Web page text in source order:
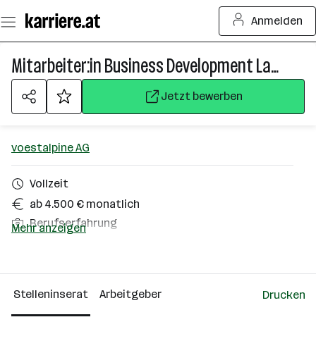
Seiteninhalt
springen
Anmelden
Mitarbeiter:in Business Development Lagertechnik
Jetzt bewerben
voestalpine AG
Vollzeit
ab 4.500 € monatlich
Berufserfahrung
Mehr anzeigen
Stelleninserat Arbeitgeber Drucken